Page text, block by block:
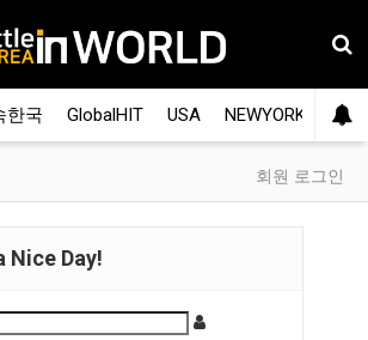
한국 GlobalHIT USA NEWYORK LA
회원 로그인
Nice Day!